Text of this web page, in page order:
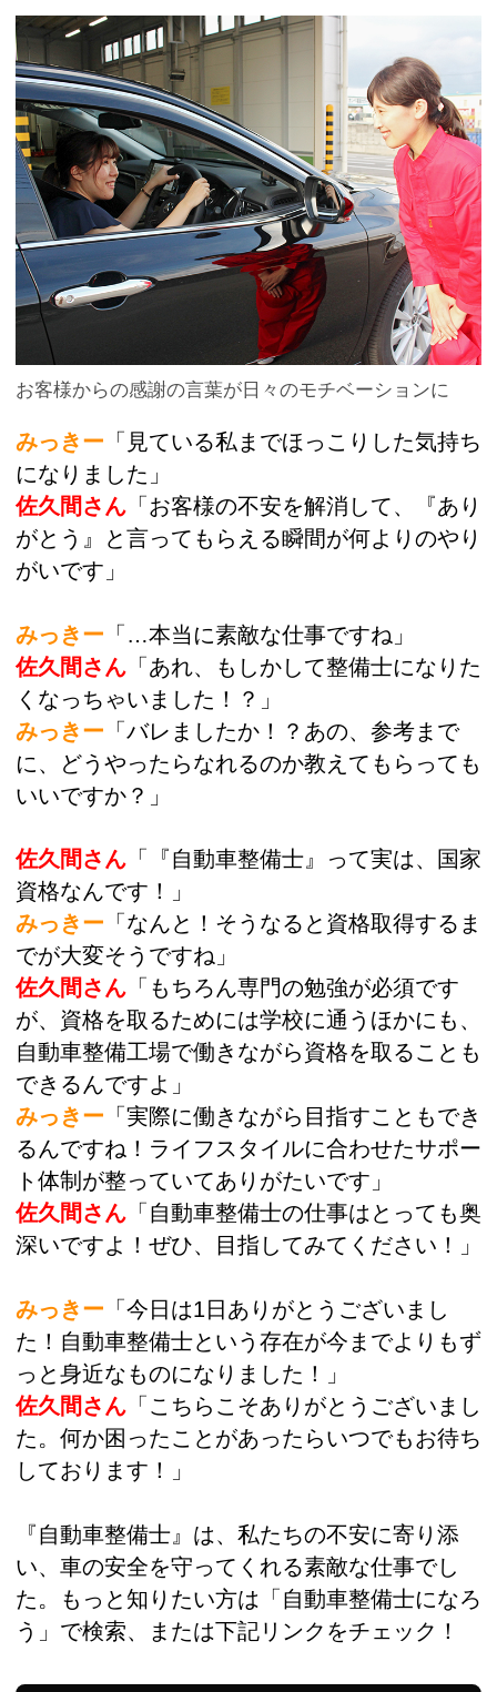
お客様からの感謝の言葉が日々のモチベーションに
みっきー 「見ている私までほっこりした気持ち
になりました」
佐久間さん 「お客様の不安を解消して、『あり
がとう』と言ってもらえる瞬間が何よりのやり
がいです」
みっきー 「…本当に素敵な仕事ですね」
佐久間さん 「あれ、もしかして整備士になりた
くなっちゃいました！？」
みっきー 「バレましたか！？あの、参考まで
に、どうやったらなれるのか教えてもらっても
いいですか？」
佐久間さん 「『自動車整備士』って実は、国家
資格なんです！」
みっきー 「なんと！そうなると資格取得するま
でが大変そうですね」
佐久間さん 「もちろん専門の勉強が必須です
が、資格を取るためには学校に通うほかにも、
自動車整備工場で働きながら資格を取ることも
できるんですよ」
みっきー 「実際に働きながら目指すこともでき
るんですね！ライフスタイルに合わせたサポー
ト体制が整っていてありがたいです」
佐久間さん 「自動車整備士の仕事はとっても奥
深いですよ！ぜひ、目指してみてください！」
みっきー 「今日は1日ありがとうございまし
た！自動車整備士という存在が今までよりもず
っと身近なものになりました！」
佐久間さん 「こちらこそありがとうございまし
た。何か困ったことがあったらいつでもお待ち
しております！」
『自動車整備士』は、私たちの不安に寄り添
い、車の安全を守ってくれる素敵な仕事でし
た。もっと知りたい方は「自動車整備士になろ
う」で検索、または下記リンクをチェック！